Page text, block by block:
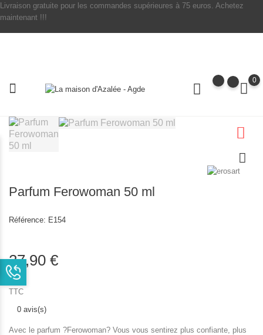
Livraison gratuite pour les commandes supérieures à 75 euros. Achetez
maintenant !!!
0
Parfum Ferowoman 50 ml
Référence: E154
27,90 €
TTC
0 avis(s)
Avec le parfum ?Ferowoman? Vous vous sentirez plus confiante, plus